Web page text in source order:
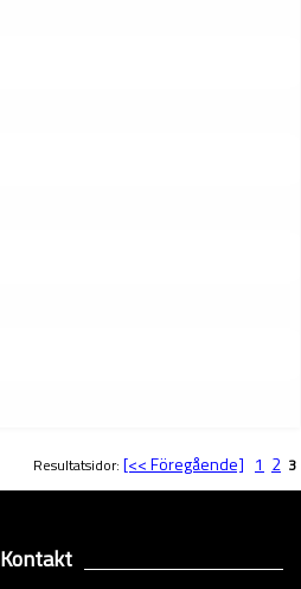
Resultatsidor: [<< Föregående] 1 2 3
Kontakt